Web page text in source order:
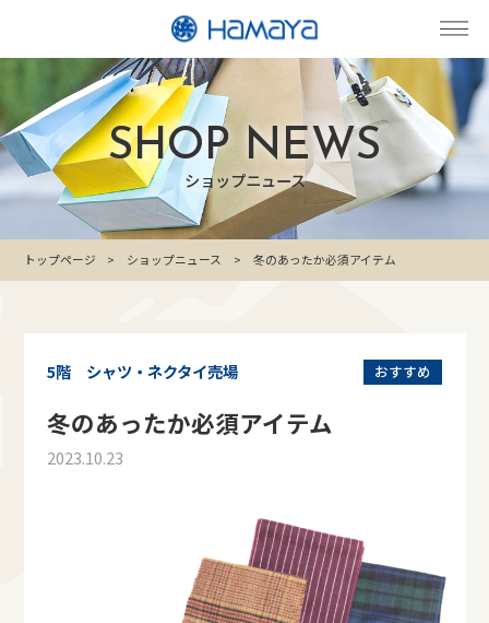
SHOP NEWS
ショップニュース
トップページ ショップニュース 冬のあったか必須アイテム
おすすめ
5階 シャツ・ネクタイ売場
冬のあったか必須アイテム
2023.10.23